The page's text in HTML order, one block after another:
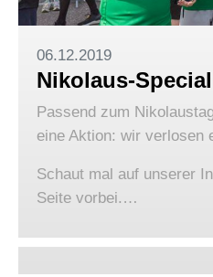
06.12.2019
Nikolaus-Special
Passend zum
eine Aktion: wir verlosen
Schaut mal auf unserer
Seite vorbei.…